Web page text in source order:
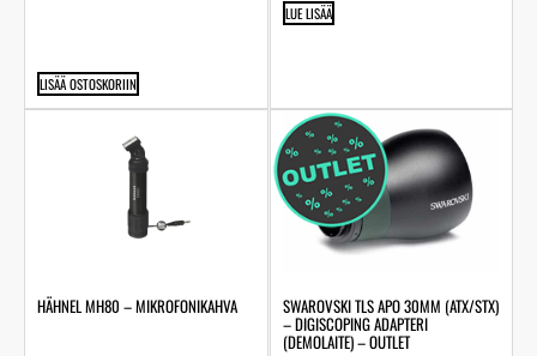
LISÄÄ OSTOSKORIIN
LUE LISÄÄ
HÄHNEL MH80 – MIKROFONIKAHVA SWAROVSKI TLS APO 30MM (ATX/STX)
– DIGISCOPING ADAPTERI
(DEMOLAITE) – OUTLET